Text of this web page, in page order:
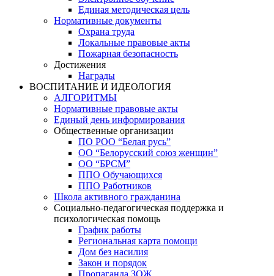
Единая методическая цель
Нормативные документы
Охрана труда
Локальные правовые акты
Пожарная безопасность
Достижения
Награды
ВОСПИТАНИЕ И ИДЕОЛОГИЯ
АЛГОРИТМЫ
Нормативные правовые акты
Единый день информирования
Общественные организации
ПО РОО “Белая русь”
ОО “Белорусский союз женщин”
ОО “БРСМ”
ППО Обучающихся
ППО Работников
Школа активного гражданина
Социально-педагогическая поддержка и
психологическая помощь
График работы
Региональная карта помощи
Дом без насилия
Закон и порядок
Пропаганда ЗОЖ